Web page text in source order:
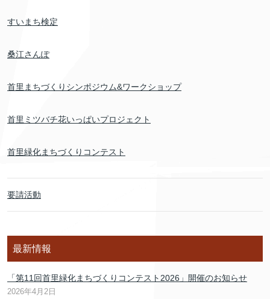
すいまち検定
桑江さんぽ
首里まちづくりシンポジウム&ワークショップ
首里ミツバチ花いっぱいプロジェクト
首里緑化まちづくりコンテスト
要請活動
最新情報
「第11回首里緑化まちづくりコンテスト2026」開催のお知らせ
2026年4月2日